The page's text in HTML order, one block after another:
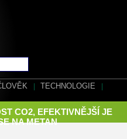
TECHNOLOGIE
CO2, EFEKTIVNĚJŠÍ JE
NA METAN